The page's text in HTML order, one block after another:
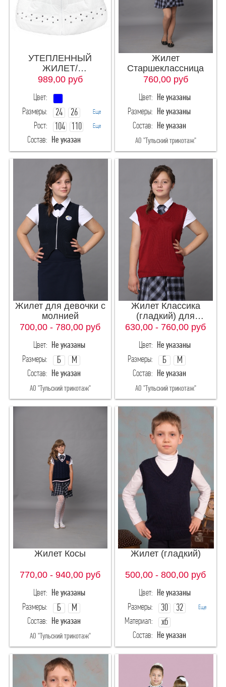
УТЕПЛЕННЫЙ
ЖИЛЕТ/
ПОЛУПАЛЬТО
989,00руб
Цвет:
Размеры:
24
26
30
28(рост98-104)
Еще
Рост: 104
110
116 122
Еще
Состав: Не указан
Жилет
Старшеклассница
760,00руб
Цвет: Не указаны
Размеры: Не указаны
Состав: Не указан
АО "Тульский трикотаж"
Жилет для девочки с
молнией
700,00 - 780,00 руб
Цвет: Не указаны
Размеры:
Б М
Состав: Не указан
АО "Тульский трикотаж"
Жилет Классика
(гладкий) для
девочек
630,00 - 760,00 руб
Цвет: Не указаны
Размеры:
Б М
Состав: Не указан
АО "Тульский трикотаж"
Жилет Косы
770,00 - 940,00 руб
Цвет: Не указаны
Размеры:
Б М
Состав: Не указан
АО "Тульский трикотаж"
Жилет (гладкий)
500,00 - 800,00 руб
Цвет: Не указаны
Размеры:
30
32
34
Еще
Материал:
хб
меринос
Состав: Не указан